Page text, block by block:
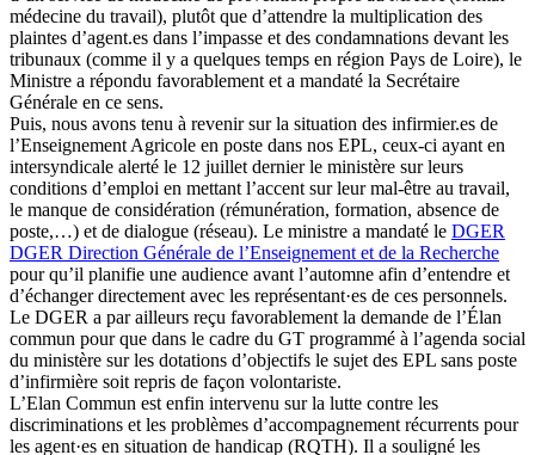
médecine du travail), plutôt que d’attendre la multiplication des
plaintes d’agent.es dans l’impasse et des condamnations devant les
tribunaux (comme il y a quelques temps en région Pays de Loire), le
Ministre a répondu favorablement et a mandaté la Secrétaire
Générale en ce sens.
Puis, nous avons tenu à revenir sur la situation des infirmier.es de
l’Enseignement Agricole en poste dans nos EPL, ceux-ci ayant en
intersyndicale alerté le 12 juillet dernier le ministère sur leurs
conditions d’emploi en mettant l’accent sur leur mal-être au travail,
le manque de considération (rémunération, formation, absence de
poste,…) et de dialogue (réseau). Le ministre a mandaté le DGER
DGER Direction Générale de l’Enseignement et de la Recherche
pour qu’il planifie une audience avant l’automne afin d’entendre et
d’échanger directement avec les représentant·es de ces personnels.
Le DGER a par ailleurs reçu favorablement la demande de l’Élan
commun pour que dans le cadre du GT programmé à l’agenda social
du ministère sur les dotations d’objectifs le sujet des EPL sans poste
d’infirmière soit repris de façon volontariste.
L’Elan Commun est enfin intervenu sur la lutte contre les
discriminations et les problèmes d’accompagnement récurrents pour
les agent·es en situation de handicap (RQTH). Il a souligné les